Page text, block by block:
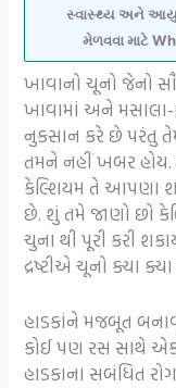
સ્વાસ્થ્ય અને
મેળવવા માટે
ખાવાનો ચૂનો જેનો
ખાવામાં અને મસાલા-
નુકસાન કરે છે પરંતુ
તમને નહીં ખબર હોય.
કેલ્શિયમ તે આપણા
છે. શું તમે જાણો છો
ચુના થી પૂરી કરી
દ્રષ્ટીએ ચૂનો ક્યા
હાડકાંને મજબૂત
કોઈ પણ રસ સાથે
હાડકાના સબંધિત